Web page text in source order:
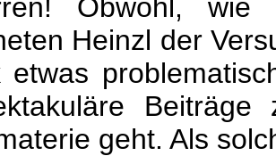
Obwohl,
Heinzl der
etwas
geht. Als